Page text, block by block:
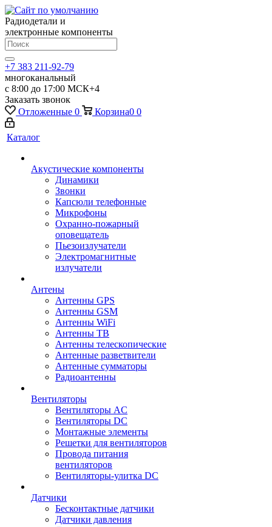
Радиодетали и
электронные компоненты
+7 383 211-92-79
многоканальный
с 8:00 до 17:00 МСК+4
Заказать звонок
Отложенные 0 Корзина0 0
Каталог
Акустические компоненты
Динамики
Звонки
Капсюли телефонные
Микрофоны
Охранно-пожарный
оповещатель
Пьезоизлучатели
Электромагнитные
излучатели
Антены
Антенны GPS
Антенны GSM
Антенны WiFi
Антенны ТВ
Антенны телескопические
Антенные разветвители
Антенные сумматоры
Радиоантенны
Вентиляторы
Вентиляторы AC
Вентиляторы DC
Монтажные элементы
Решетки для вентиляторов
Провода питания
вентиляторов
Вентиляторы-улитка DC
Датчики
Бесконтактные датчики
Датчики давления